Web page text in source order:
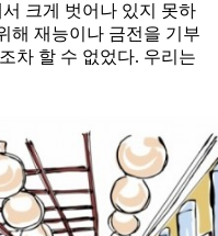
크게 벗어나 있지 못하
해 재능이나 금전을 기부
차 할 수 없었다. 우리는